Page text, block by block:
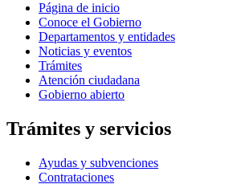
Página de inicio
Conoce el Gobierno
Departamentos y entidades
Noticias y eventos
Trámites
Atención ciudadana
Gobierno abierto
Trámites y servicios
Ayudas y subvenciones
Contrataciones